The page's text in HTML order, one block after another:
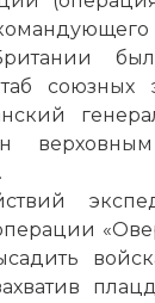
союзных